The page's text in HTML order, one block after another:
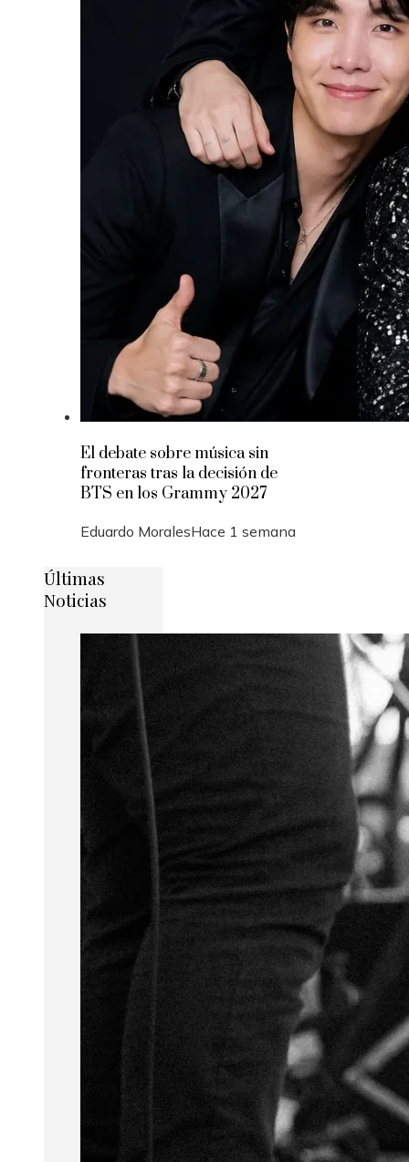
El debate sobre música sin
fronteras tras la decisión de
BTS en los Grammy 2027
Eduardo MoralesHace 1 semana
Últimas
Noticias